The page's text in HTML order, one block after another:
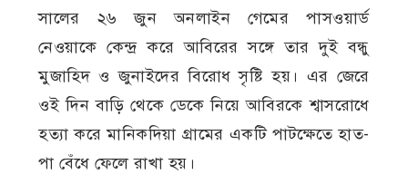
সালের ২৬ জুন অনলাইন গেমের পাসওয়ার্ড
নেওয়াকে কেন্দ্র করে আবিরের সঙ্গে তার দুই বন্ধু
মুজাহিদ ও জুনাইদের বিরোধ সৃষ্টি হয়। এর জেরে
ওই দিন বাড়ি থেকে ডেকে নিয়ে আবিরকে শ্বাসরোধে
হত্যা করে মানিকদিয়া গ্রামের একটি পাটক্ষেতে হাত-
পা বেঁধে ফেলে রাখা হয়।